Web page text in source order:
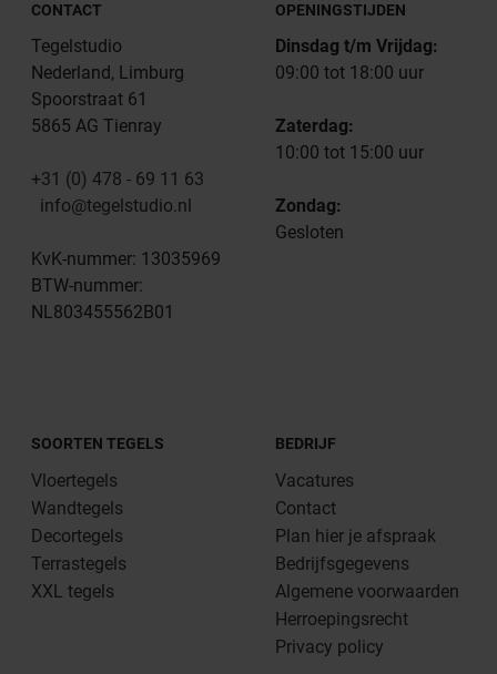
CONTACT
Tegelstudio
Nederland, Limburg
Spoorstraat 61
5865 AG Tienray
+31 (0) 478 - 69 11 63
info@tegelstudio.nl
KvK-nummer: 13035969
BTW-nummer:
NL803455562B01
OPENINGSTIJDEN
Dinsdag t/m Vrijdag:
09:00 tot 18:00 uur
Zaterdag:
10:00 tot 15:00 uur
Zondag:
Gesloten
SOORTEN TEGELS
Vloertegels
Wandtegels
Decortegels
Terrastegels
XXL tegels
BEDRIJF
Vacatures
Contact
Plan hier je afspraak
Bedrijfsgegevens
Algemene voorwaarden
Herroepingsrecht
Privacy policy